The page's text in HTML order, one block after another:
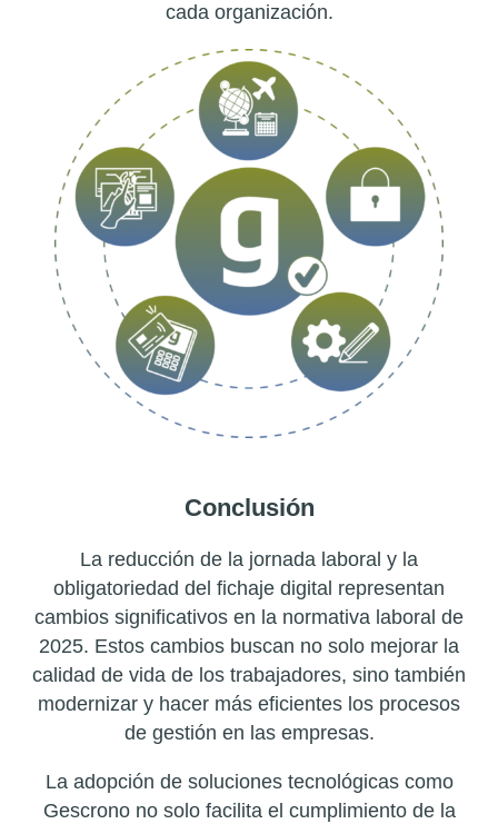
cada organización.
Conclusión
La reducción de la jornada laboral y la
obligatoriedad del fichaje digital representan
cambios significativos en la normativa laboral de
2025. Estos cambios buscan no solo mejorar la
calidad de vida de los trabajadores, sino también
modernizar y hacer más eficientes los procesos
de gestión en las empresas.
La adopción de soluciones tecnológicas como
Gescrono no solo facilita el cumplimiento de la